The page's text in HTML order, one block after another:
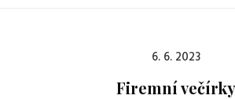
Posted
on
6. 6. 2023
Firemní večírky